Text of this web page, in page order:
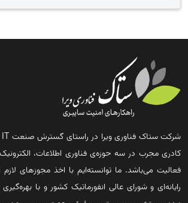
کادری مجرب در سه حوزه‌ی فناوری اطلاعات،
فعالیت می‌باشد. ما توانسته‌ایم با اخذ مجوزهای
رایانه‌ای و شورای عالی انفورماتیک کشور و با